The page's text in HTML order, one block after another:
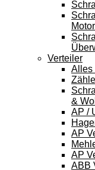
Verteiler
Alles
&
AP /
AP
AP
ABB